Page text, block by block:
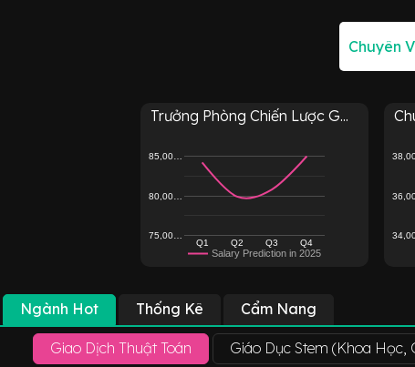
Trưởng Phòng Chiến Lược G...
Salary Prediction in 2025
Q1 Q2 Q3 Q4
75,00…
80,00…
85,00…
Ngành Hot Thống Kê Cẩm Nang
Giao Dịch Thuật Toán Giáo Dục Stem (Khoa Học,